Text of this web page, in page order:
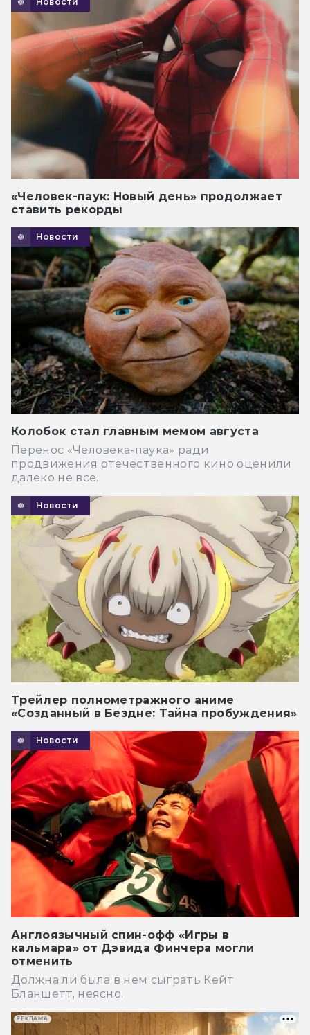
«Человек-паук: Новый день» продолжает
ставить рекорды
Новости
Колобок стал главным мемом августа
Перенос «Человека-паука» ради
продвижения отечественного кино оценили
далеко не все.
Новости
Трейлер полнометражного аниме
«Созданный в Бездне: Тайна пробуждения»
Новости
Англоязычный спин-офф «Игры в
кальмара» от Дэвида Финчера могли
отменить
Должна ли была в нем сыграть Кейт
Бланшетт, неясно.
РЕКЛАМА